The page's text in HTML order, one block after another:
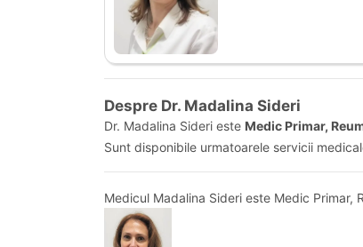
Despre Dr. Madalina Sideri
Dr. Madalina Sideri este Medic Primar,
Sunt disponibile urmatoarele servicii
Medicul Madalina Sideri este Medic Primar,